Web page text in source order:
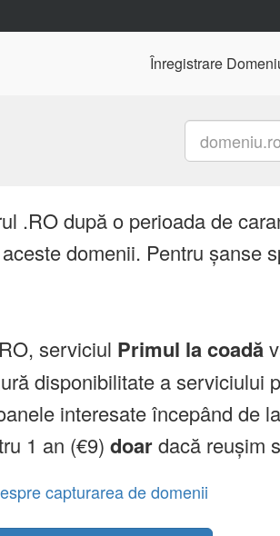
Înregistrare
.RO după o perioada de
domenii. Pentru șanse
serviciul Primul la coadă
disponibilitate a serviciului
interesate începând de
1 an (€9) doardacă reușim
capturarea de domenii